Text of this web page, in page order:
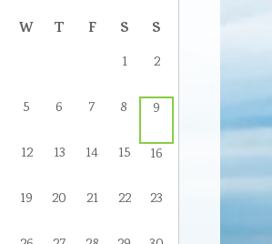
W T F S S
1 2
5 6 7 8 9
12 13 14 15 16
19 20 21 22 23